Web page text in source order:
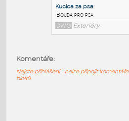
Pes
DWG Zvířata
DWG Zvířata
Komentáře:
Nejste přihlášeni - nelze připojit komentáře
bloků